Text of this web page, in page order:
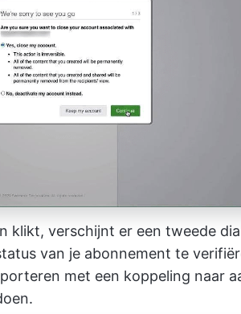
klikt, verschijnt er een tweede
van je abonnement te
met een koppeling naar